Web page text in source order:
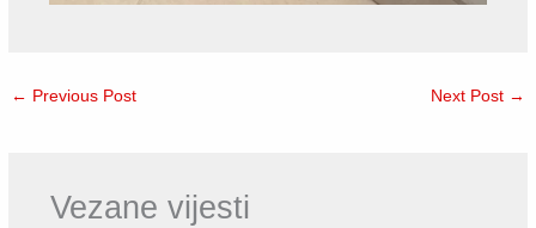
← Previous Post Next Post →
Vezane vijesti